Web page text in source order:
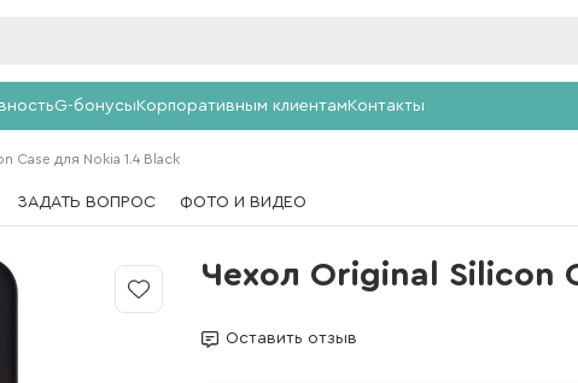
G-бонусыКорпоративным клиентамКонтакты
Case для Nokia 1.4 Black
ЗАДАТЬ ВОПРОС ФОТО И ВИДЕО
Чехол Original Silicon
Оставить отзыв